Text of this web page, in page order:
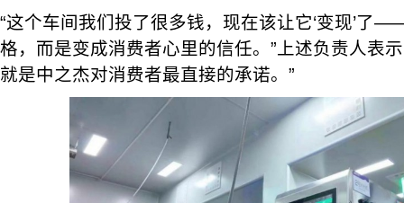
“这个车间我们投了很多钱，现在该让它‘变现’了
格，而是变成消费者心里的信任。”上述负责人表
就是中之杰对消费者最直接的承诺。”